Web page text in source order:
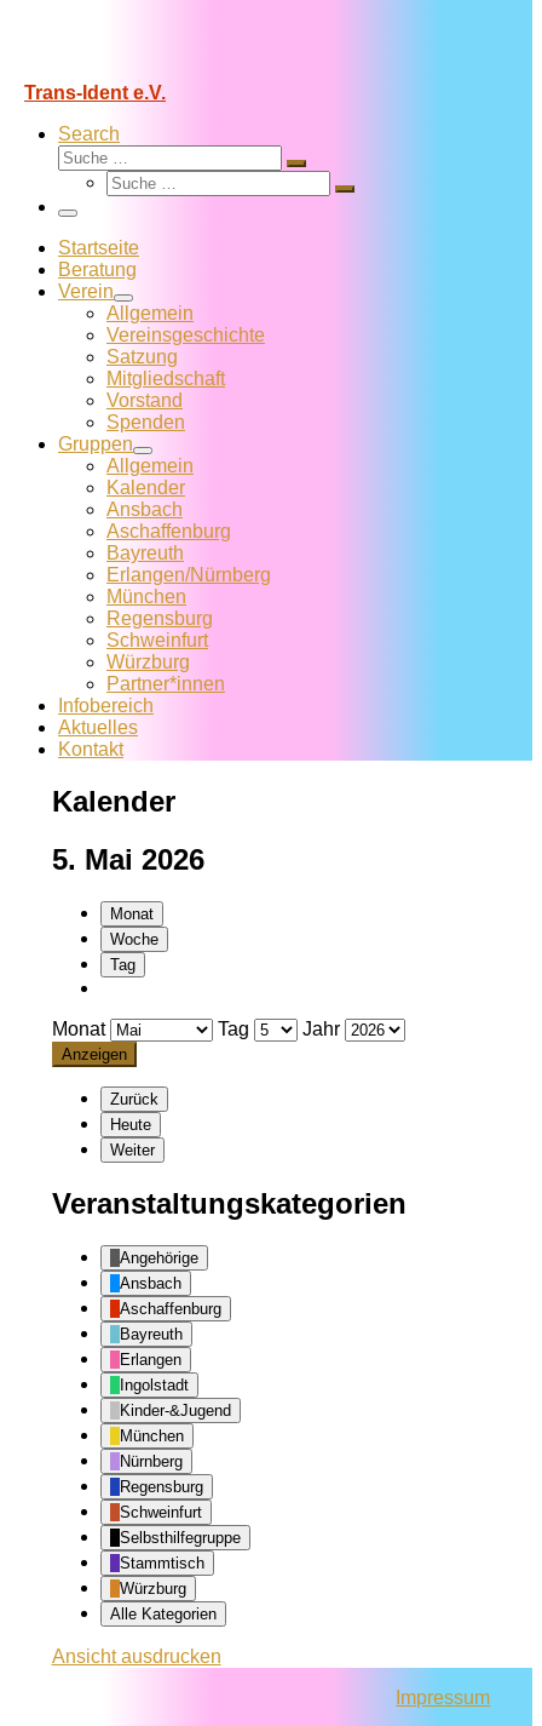
Trans-Ident e.V.
Search
Suche
Suche
Suche
Suche
Menü
Startseite
Beratung
Verein
Allgemein
Vereins­geschichte
Satzung
Mitglied­schaft
Vorstand
Spenden
Gruppen
Allgemein
Kalender
Ansbach
Aschaffenburg
Bayreuth
Erlangen/Nürnberg
München
Regensburg
Schweinfurt
Würzburg
Partner*innen
Infobereich
Aktuelles
Kontakt
Kalender
5. Mai 2026
Monat
Woche
Tag
Monat Tag Jahr
Zurück
Heute
Weiter
Veranstaltungskategorien
Angehörige
Ansbach
Aschaffenburg
Bayreuth
Erlangen
Ingolstadt
Kinder-&Jugend
München
Nürnberg
Regensburg
Schweinfurt
Selbsthilfegruppe
Stammtisch
Würzburg
Alle Kategorien
Ansichtausdrucken
Impressum